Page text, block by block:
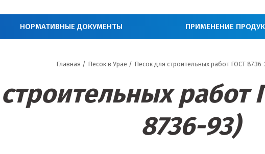
НОРМАТИВНЫЕ ДОКУМЕНТЫ ПРИМЕНЕНИЕ
Главная / Песок в Урае / Песок для строительных работ ГОСТ
работ
8736-93)